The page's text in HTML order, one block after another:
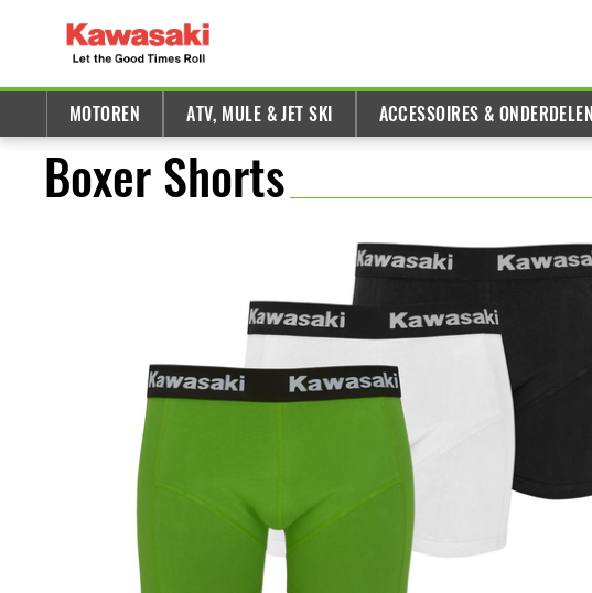
MOTOREN ATV, MULE & JET SKI ACCESSOIRES & ONDERDELEN
Boxer Shorts